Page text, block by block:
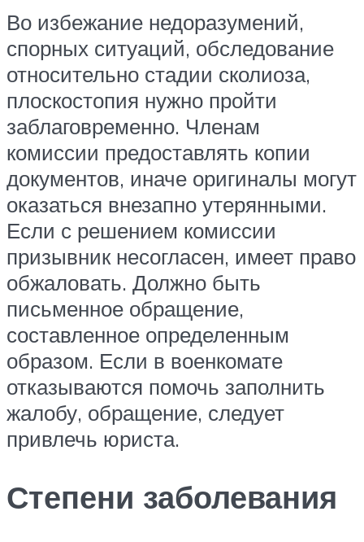
Во избежание недоразумений,
спорных ситуаций, обследование
относительно стадии сколиоза,
плоскостопия нужно пройти
заблаговременно. Членам
комиссии предоставлять копии
документов, иначе оригиналы могут
оказаться внезапно утерянными.
Если с решением комиссии
призывник несогласен, имеет право
обжаловать. Должно быть
письменное обращение,
составленное определенным
образом. Если в военкомате
отказываются помочь заполнить
жалобу, обращение, следует
привлечь юриста.
Степени заболевания